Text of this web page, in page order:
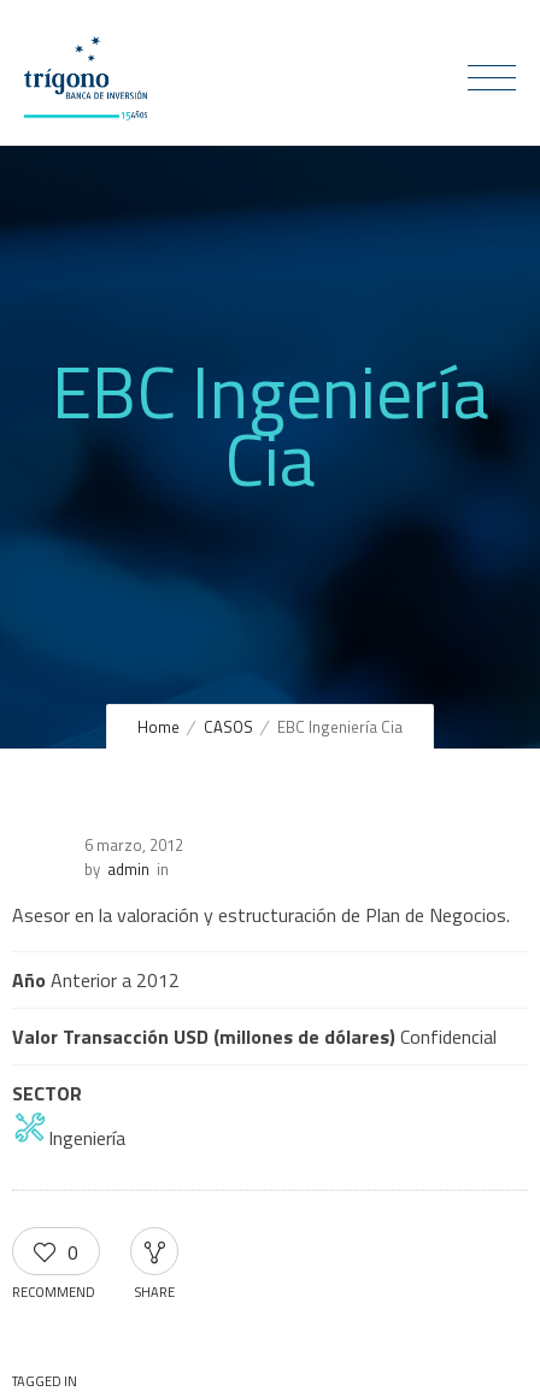
EBC Ingeniería
Cia
Home CASOS EBC Ingeniería Cia
6 marzo, 2012
by admin in
Asesor en la valoración y estructuración de Plan de Negocios.
Año Anterior a 2012
Valor Transacción USD (millones de dólares)Confidencial
SECTOR
Ingeniería
0
RECOMMEND SHARE
TAGGED IN